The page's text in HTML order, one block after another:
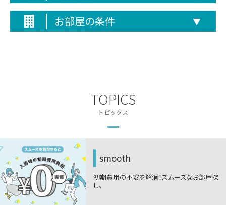
お部屋の条件 ▼
TOPICS
トピックス
smooth
初期費用の不安を解消！スムーズなお部屋探
し。